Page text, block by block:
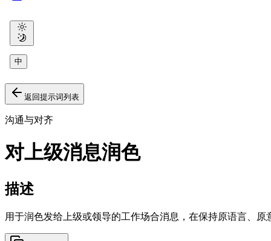
中
返回提示词列表
沟通与对齐
对上级消息润色
描述
用于润色发给上级或领导的工作场合消息，在保持原语言、